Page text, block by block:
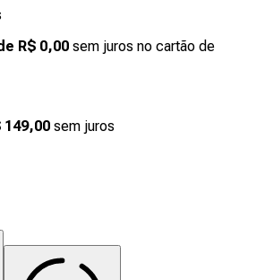
R$ 0,00 sem juros no cartão de
149,00 sem juros